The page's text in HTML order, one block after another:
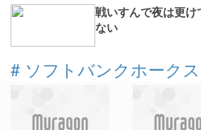
戦いすんで夜は更
ない
# ソフトバンクホークス